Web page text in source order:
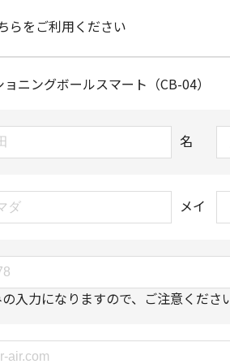
らをご利用ください
ニングボールスマート（CB-04）
名
メイ
入力になりますので、ご注意くださ